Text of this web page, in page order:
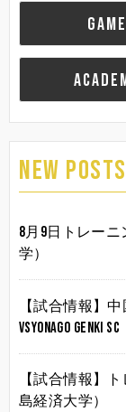
GAME
NEW POSTS
8月9日トレー
学）
【試合情報】中
vsYonago Genki SC
【試合情報】
島経済大学）